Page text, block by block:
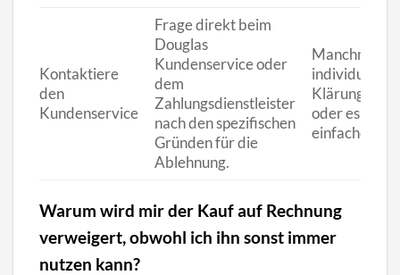
Kontaktiere
den
Kundenservice
Frage direkt beim
Douglas
Kundenservice oder
dem
Zahlungsdienstleister
nach den spezifischen
Gründen für die
Ablehnung.
Manchmal
individuelle
Klärungen
oder es gibt
einfache
Warum wird mir der Kauf auf Rechnung
verweigert, obwohl ich ihn sonst immer
nutzen kann?